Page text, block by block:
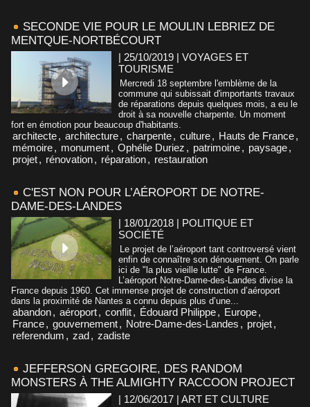
SECONDE VIE POUR LE MOULIN LEBRIEZ DE
MENTQUE-NORTBÉCOURT
| 25/10/2019 | VOYAGES ET
TOURISME
Mercredi 18 septembre l'emblème de la
commune qui subissait d'importants travaux
de réparations depuis quelques mois, a eu le
droit à sa nouvelle charpente. Un moment
fort en émotion pour beaucoup d'habitants.
architecte, architecture, charpente, culture, Hauts de France,
mémoire, monument, Ophélie Duriez , patrimoine, paysage,
projet, rénovation, réparation, restauration
C'EST NON POUR L’AÉROPORT DE NOTRE-
DAME-DES-LANDES
| 18/01/2018 | POLITIQUE ET
SOCIÉTÉ
Le projet de l’aéroport tant controversé vient
enfin de connaître son dénouement. On parle
ici de "la plus vieille lutte" de France.
L’aéroport Notre-Dame-des-Landes divise la
France depuis 1960. Cet immense projet de construction d’aéroport
dans la proximité de Nantes a connu depuis plus d’une...
abandon, aéroport, conflit, Édouard Philippe, Europe,
France, gouvernement, Notre-Dame-des-Landes , projet,
referendum , zad, zadiste
JEFFERSON GREGOIRE, DES RANDOM
MONSTERS À THE ALMIGHTY RACCOON PROJECT
| 12/06/2017 | ART ET CULTURE